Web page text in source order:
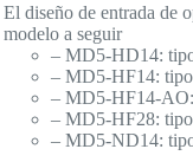
El diseño de entrada de
modelo a seguir
– MD5-HD14:
– MD5-HF14: tipo
– MD5-HF14-AO:
– MD5-HF28: tipo
– MD5-ND14: